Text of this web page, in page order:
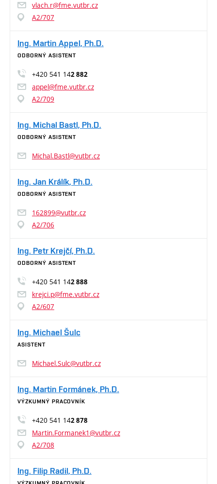
vlach.r@fme.vutbr.cz
A2/707
Ing. Martin Appel, Ph.D.
ODBORNÝ ASISTENT
+420 541 142 882
appel@fme.vutbr.cz
A2/709
Ing. Michal Bastl, Ph.D.
ODBORNÝ ASISTENT
Michal.Bastl@vutbr.cz
Ing. Jan Králík, Ph.D.
ODBORNÝ ASISTENT
162899@vutbr.cz
A2/706
Ing. Petr Krejčí, Ph.D.
ODBORNÝ ASISTENT
+420 541 142 888
krejci.p@fme.vutbr.cz
A2/607
Ing. Michael Šulc
ASISTENT
Michael.Sulc@vutbr.cz
Ing. Martin Formánek, Ph.D.
VÝZKUMNÝ PRACOVNÍK
+420 541 142 878
Martin.Formanek1@vutbr.cz
A2/708
Ing. Filip Radil, Ph.D.